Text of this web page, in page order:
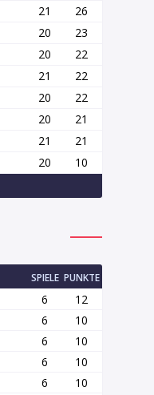
21
26
20
23
20
22
21
22
20
22
20
21
21
21
20 10
SPIELE PUNKTE
6
12
6
10
6
10
6
10
6
10